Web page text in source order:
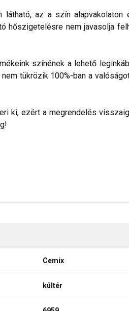
az a szín
hőszigetelésre nem javasolja
színének a lehető
tükrözik 100%-ban a
ki, ezért a megrendelés
Cemix
kültér